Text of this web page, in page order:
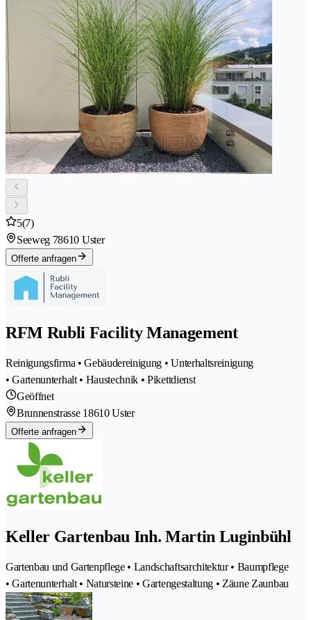
5(7)
Seeweg 78610 Uster
Offerte anfragen
RFM Rubli Facility Management
Reinigungsfirma • Gebäudereinigung • Unterhaltsreinigung
• Gartenunterhalt • Haustechnik • Pikettdienst
Geöffnet
Brunnenstrasse 18610 Uster
Offerte anfragen
Keller Gartenbau Inh. Martin Luginbühl
Gartenbau und Gartenpflege • Landschaftsarchitektur • Baumpflege
• Gartenunterhalt • Natursteine • Gartengestaltung • Zäune Zaunbau